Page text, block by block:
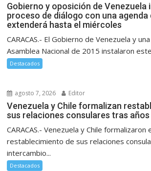
Gobierno y oposición de Venezuela
proceso de diálogo con una agenda
extenderá hasta el miércoles
CARACAS.- El Gobierno de Venezuela y
Asamblea Nacional de 2015 instalaron
Destacados
agosto 7, 2026 Editor
Venezuela y Chile formalizan
sus relaciones consulares tras
CARACAS.- Venezuela y Chile
restablecimiento de sus relaciones
intercambio...
Destacados